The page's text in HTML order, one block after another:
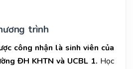
trình
công nhận là sinh viên của
ĐH KHTN và UCBL 1. Học